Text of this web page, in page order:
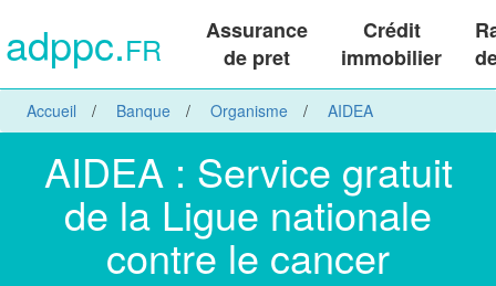
adppc.FR
Assurance
de pret
Crédit
immobilier
Accueil Banque Organisme AIDEA
AIDEA : Service gratuit
de la Ligue nationale
contre le cancer